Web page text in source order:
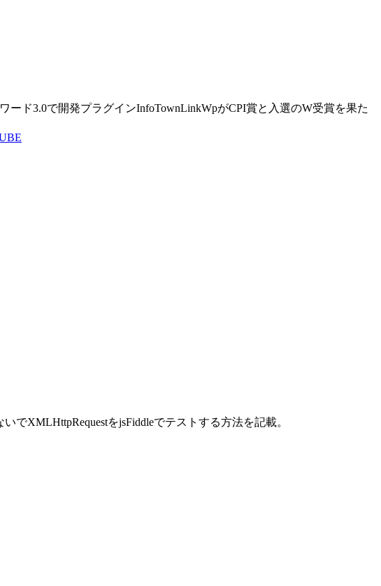
ド3.0で開発プラグインInfoTownLinkWpがCPI賞と入選のW受賞を果た
でXMLHttpRequestをjsFiddleでテストする方法を記載。